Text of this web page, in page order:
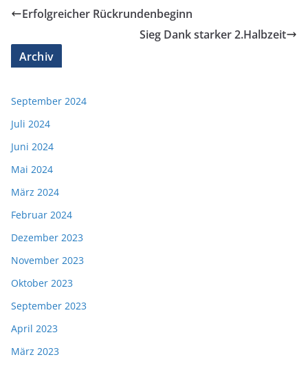
Erfolgreicher Rückrundenbeginn
Sieg Dank starker 2.Halbzeit
Archiv
September 2024
Juli 2024
Juni 2024
Mai 2024
März 2024
Februar 2024
Dezember 2023
November 2023
Oktober 2023
September 2023
April 2023
März 2023